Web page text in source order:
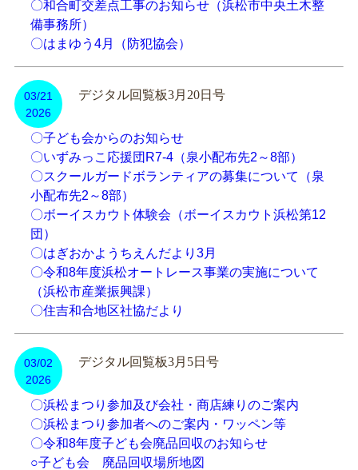
〇和合町交差点工事のお知らせ（浜松市中央土木整
備事務所）
〇はまゆう4月（防犯協会）
デジタル回覧板3月20日号
03/21
2026
〇子ども会からのお知らせ
〇いずみっこ応援団R7-4（泉小配布先2～8部）
〇スクールガードボランティアの募集について（泉
小配布先2～8部）
〇ボーイスカウト体験会（ボーイスカウト浜松第12
団）
〇はぎおかようちえんだより3月
〇令和8年度浜松オートレース事業の実施について
（浜松市産業振興課）
〇住吉和合地区社協だより
デジタル回覧板3月5日号
03/02
2026
〇浜松まつり参加及び会社・商店練りのご案内
〇浜松まつり参加者へのご案内・ワッペン等
〇令和8年度子ども会廃品回収のお知らせ
○子ども会 廃品回収場所地図